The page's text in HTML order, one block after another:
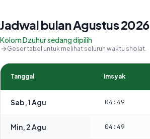
Jadwal bulan Agustus 2026
Kolom Dzuhur sedang dipilih
Geser tabel untuk melihat seluruh waktu sholat.
Tanggal Imsyak
Sab, 1 Agu 04:49
Min, 2 Agu 04:49